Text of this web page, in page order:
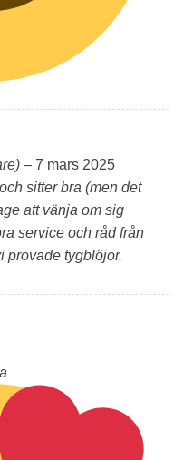
– 7 mars 2025
sitter bra (men det
att vänja om sig
service och råd från
provade tygblöjor.